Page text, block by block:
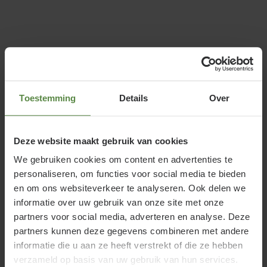
Toestemming Details Over
Deze website maakt gebruik van cookies
We gebruiken cookies om content en advertenties te
personaliseren, om functies voor social media te bieden
en om ons websiteverkeer te analyseren. Ook delen we
informatie over uw gebruik van onze site met onze
partners voor social media, adverteren en analyse. Deze
partners kunnen deze gegevens combineren met andere
informatie die u aan ze heeft verstrekt of die ze hebben
verzameld op basis van uw gebruik van hun services.
Standplaats Laburnum watereri
'Vossii'
Plant Laburnum watereri 'Vossii' - XL op een
goed doorlatende, stevige, wat vochtige bodem.
Elke grondsoort is geschikt. Geef de boom steun
met een set boompalen, omdat de Goudenregen
nogal oppervlakkig wortelt. Let op: verharding
verdraagt de tuinplant niet.
Lees meer
Waarom Laburnum watereri 'Vossii' -
XL kopen of Gouden regen kopen bij